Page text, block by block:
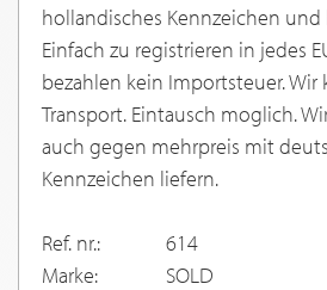
hollandisches Kennzeichen und
Einfach zu registrieren in jedes
bezahlen kein Importsteuer.
Transport. Eintausch moglich.
auch gegen mehrpreis mit
Kennzeichen liefern.
Ref. nr.:
614
Marke:
SOLD